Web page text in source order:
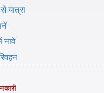
यात्रा
नावे